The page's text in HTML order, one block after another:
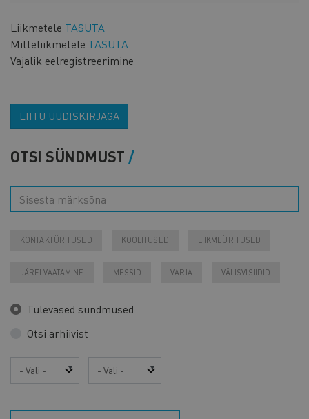
Liikmetele TASUTA
Mitteliikmetele TASUTA
Vajalik eelregistreerimine
LIITU UUDISKIRJAGA
OTSI SÜNDMUST
KONTAKTÜRITUSED KOOLITUSED LIIKMEÜRITUSED
JÄRELVAATAMINE MESSID VARIA VÄLISVISIIDID
Tulevased sündmused
Otsi arhiivist
Aasta Kuu